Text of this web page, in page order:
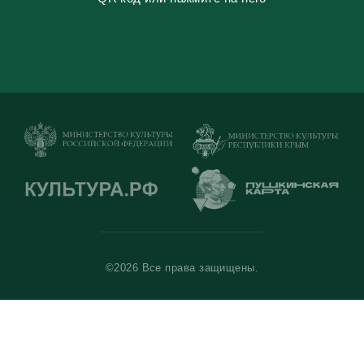
©2026 Все права защищены.